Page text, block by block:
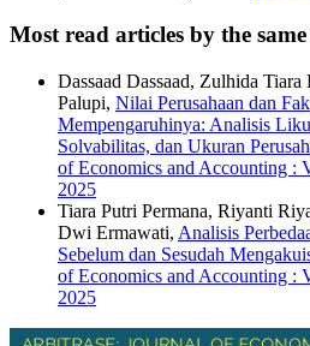
Most read articles by the
Dassaad Dassaad, Zulhida
Palupi, Nilai Perusahaan dan
Mempengaruhinya: Analisis
Solvabilitas, dan Ukuran
of Economics and Accounting :
2025
Tiara Putri Permana, Riyanti
Dwi Ermawati, Analisis
Sebelum dan Sesudah
of Economics and Accounting :
2025